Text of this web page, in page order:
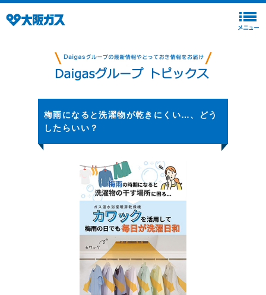
梅雨になると洗濯物が乾きにくい…、どう
したらいい？